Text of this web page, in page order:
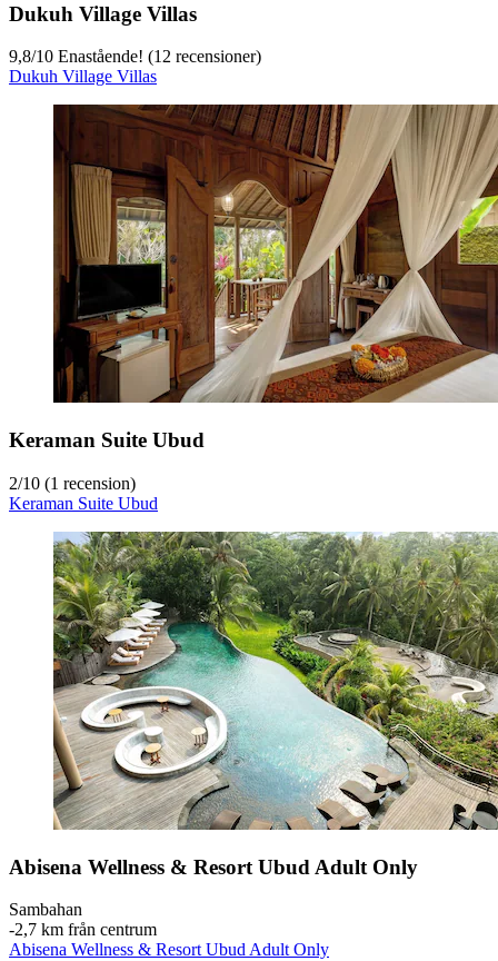
Dukuh Village Villas
9,8/10 Enastående! (12 recensioner)
Dukuh Village Villas
Keraman Suite Ubud
2/10 (1 recension)
Keraman Suite Ubud
Abisena Wellness & Resort Ubud Adult Only
Sambahan
‐2,7 km från centrum
Abisena Wellness & Resort Ubud Adult Only